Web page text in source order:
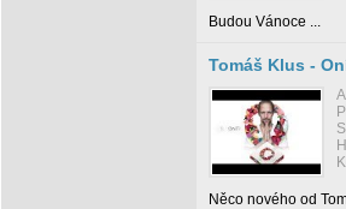
Budou Vánoce ...
Tomáš Klus -
Něco nového od